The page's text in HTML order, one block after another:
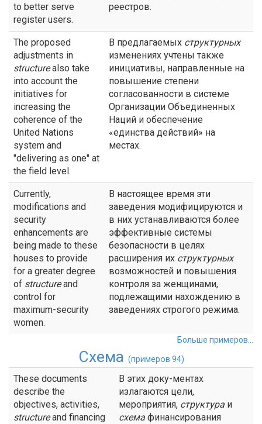
to better serve
register users.
реестров.
The proposed
adjustments in
structurealso take
into account the
initiatives for
increasing the
coherence of the
United Nations
system and
"delivering as one" at
the field level.
В предлагаемых структурных
изменениях учтены также
инициативы, направленные на
повышение степени
согласованности в системе
Организации Объединенных
Наций и обеспечение
«единства действий» на
местах.
Currently,
modifications and
security
enhancements are
being made to these
houses to provide
for a greater degree
of structureand
control for
maximum-security
women.
В настоящее время эти
заведения модифицируются и
в них устанавливаются более
эффективные системы
безопасности в целях
расширения их структурных
возможностей и повышения
контроля за женщинами,
подлежащими нахождению в
заведениях строгого режима.
Больше примеров...
Схема (примеров 94)
These documents
describe the
objectives, activities,
structureand financing
В этих доку-ментах
излагаются цели,
мероприятия, структура и
схема финансирования